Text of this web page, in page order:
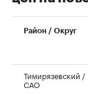
Район / Округ
Тимирязевский /
САО